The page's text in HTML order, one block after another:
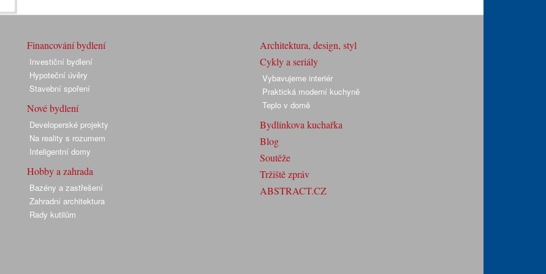
Financování bydlení
Investiční bydlení
Hypoteční úvěry
Stavební spoření
Nové bydlení
Developerské projekty
Na reality s rozumem
Inteligentní domy
Hobby a zahrada
Bazény a zastřešení
Zahradní architektura
Rady kutilům
Architektura, design, styl
Cykly a seriály
Vybavujeme interiér
Praktická moderní kuchyně
Teplo v domě
Bydlínkova kuchařka
Blog
Soutěže
Tržiště zpráv
ABSTRACT.CZ